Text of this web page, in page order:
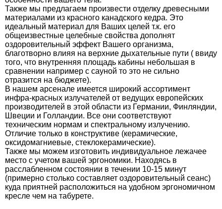
Также мы предлагаем произвести отделку древесными
материалами из красного канадского кедра. Это
идеальный материал для Ваших целей т.к. его
общеизвестные целебные свойства дополнят
оздоровительный эффект Вашего организма,
благотворно влияя на верхние дыхательные пути ( ввиду
того, что внутренняя площадь кабины небольшая в
сравнении например с сауной то это не сильно
отразится на бюджете).
В нашем арсенале имеется широкий ассортимент
инфра-красных излучателей от ведущих европейских
производителей в этой области из Германии, Финляндии,
Швеции и Голландии. Все они соответствуют
техническим нормам и спектральному излучению.
Отличие только в конструктиве (керамические,
оксидомагниевые, стеклокерамические).
Также мы можем изготовить индивидуальное лежачее
место с учетом вашей эргономики. Находясь в
расслабленном состоянии в течении 10-15 минут
(примерно столько составляет оздоровительный сеанс)
куда приятней расположиться на удобном эргономичном
кресле чем на табурете.